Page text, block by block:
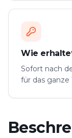
Wie
Sofort nach
für das ganze